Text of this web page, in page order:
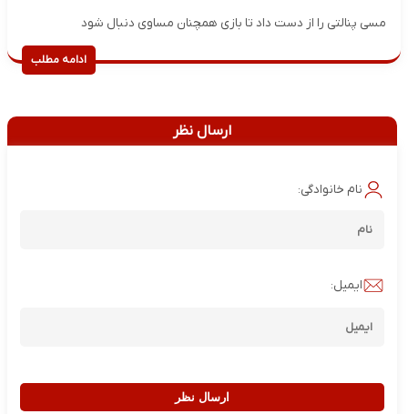
مسی پنالتی را از دست داد تا بازی همچنان مساوی دنبال شود
ادامه مطلب
ارسال نظر
نام خانوادگی:
ایمیل:
ارسال نظر